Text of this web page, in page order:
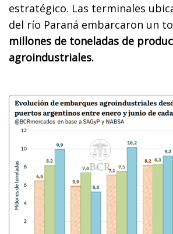
estratégico. Las terminales
del río Paraná embarcaron un
millones de toneladas de
agroindustriales.